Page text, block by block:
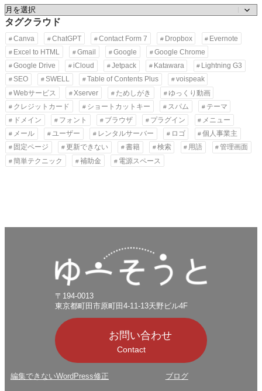
ア
ー
カ
イ
ブ
タグクラウド
Canva ChatGPT Contact Form 7 Dropbox
Evernote
Excel to HTML
Gmail Google
Google Chrome
Google Drive
iCloud Jetpack Katawara
Lightning G3
SEO
SWELL Table of Contents Plus
voispeak
Webサービス
Xserver ためしがき
ゆっくり動画
クレジットカード
ショートカットキー スパム
テーマ
ドメイン
フォント ブラウザ プラグイン
メニュー
メール
ユーザー レンタルサーバー ロゴ
個人事業主
固定ページ
更新できない 書籍 検索 用語
管理画面
簡単テクニック
補助金 電源スペース
〒194-0013
東京都町田市原町田4-11-13天野ビル4F
お問い合わせ
Contact
編集できないWordPress修正 ブログ